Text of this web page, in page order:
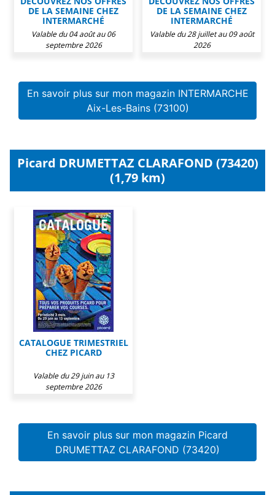
DE LA SEMAINE CHEZ
INTERMARCHÉ
Valable du 04 août au 06
septembre 2026
DE LA SEMAINE CHEZ
INTERMARCHÉ
Valable du 28 juillet au 09 août
2026
En savoir plus sur mon magazin INTERMARCHE
Aix-Les-Bains (73100)
Picard DRUMETTAZ CLARAFOND (73420)
(1,79 km)
CATALOGUE TRIMESTRIEL
CHEZ PICARD
Valable du 29 juin au 13
septembre 2026
En savoir plus sur mon magazin Picard
DRUMETTAZ CLARAFOND (73420)